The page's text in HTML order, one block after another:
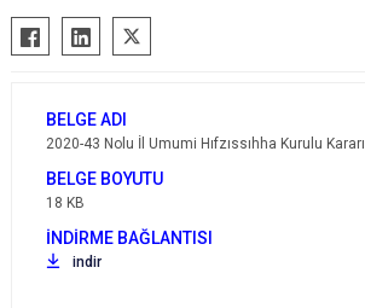
2020-43 Nolu İl Umumi Hıfzıssıhha Kurulu Kararı
18 KB
indir